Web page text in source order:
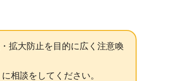
拡大防止を目的に広く注意喚
相談をしてください。